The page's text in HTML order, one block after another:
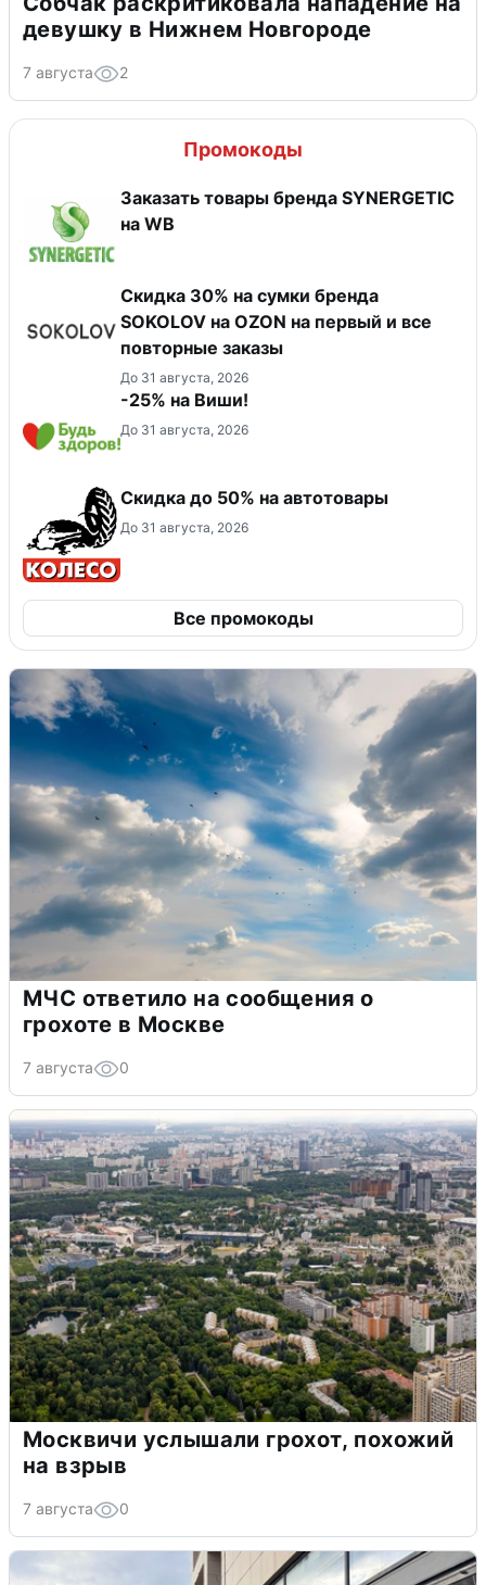
девушку в Нижнем Новгороде
7 августа 2
Промокоды
Заказать товары бренда SYNERGETIC
на WB
Скидка 30% на сумки бренда
SOKOLOV на OZON на первый и все
повторные заказы
До 31 августа, 2026
-25% на Виши!
До 31 августа, 2026
Скидка до 50% на автотовары
До 31 августа, 2026
Все промокоды
МЧС ответило на сообщения о
грохоте в Москве
7 августа 0
Москвичи услышали грохот, похожий
на взрыв
7 августа 0